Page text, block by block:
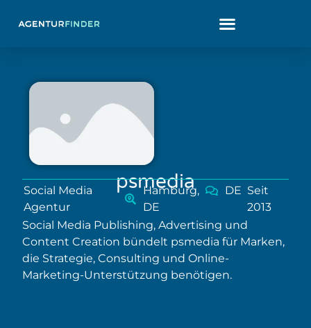
psmedia
Social Media
Agentur
Hamburg,
DE
DE Seit
2013
Social Media Publishing, Advertising und
Content Creation bündelt psmedia für Marken,
die Strategie, Consulting und Online-
Marketing-Unterstützung benötigen.